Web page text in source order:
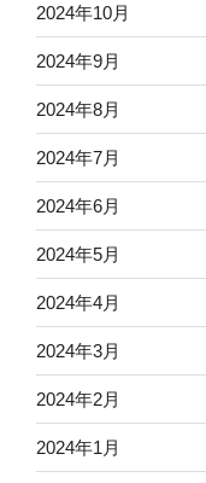
2024年10月
2024年9月
2024年8月
2024年7月
2024年6月
2024年5月
2024年4月
2024年3月
2024年2月
2024年1月